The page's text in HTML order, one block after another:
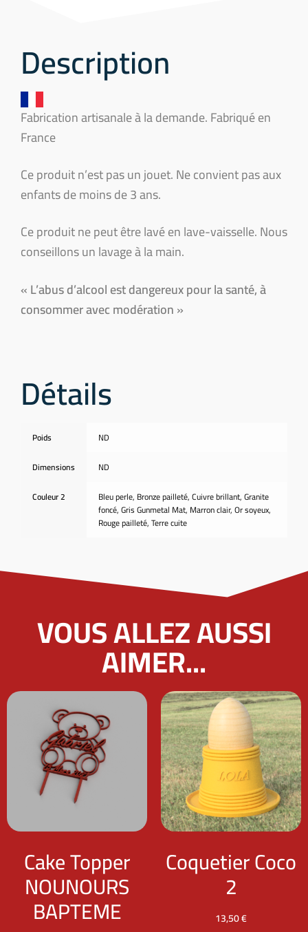
Description
Fabrication artisanale à la demande. Fabriqué en
France
Ce produit n’est pas un jouet. Ne convient pas aux
enfants de moins de 3 ans.
Ce produit ne peut être lavé en lave-vaisselle. Nous
conseillons un lavage à la main.
« L’abus d’alcool est dangereux pour la santé, à
consommer avec modération »
Détails
Poids
ND
Dimensions
ND
Couleur 2
Bleu perle, Bronze pailleté, Cuivre brillant, Granite
foncé, Gris Gunmetal Mat, Marron clair, Or soyeux,
Rouge pailleté, Terre cuite
VOUS ALLEZ AUSSI
AIMER...
Cake Topper
NOUNOURS
BAPTEME
Coquetier Coco
2
13,50€